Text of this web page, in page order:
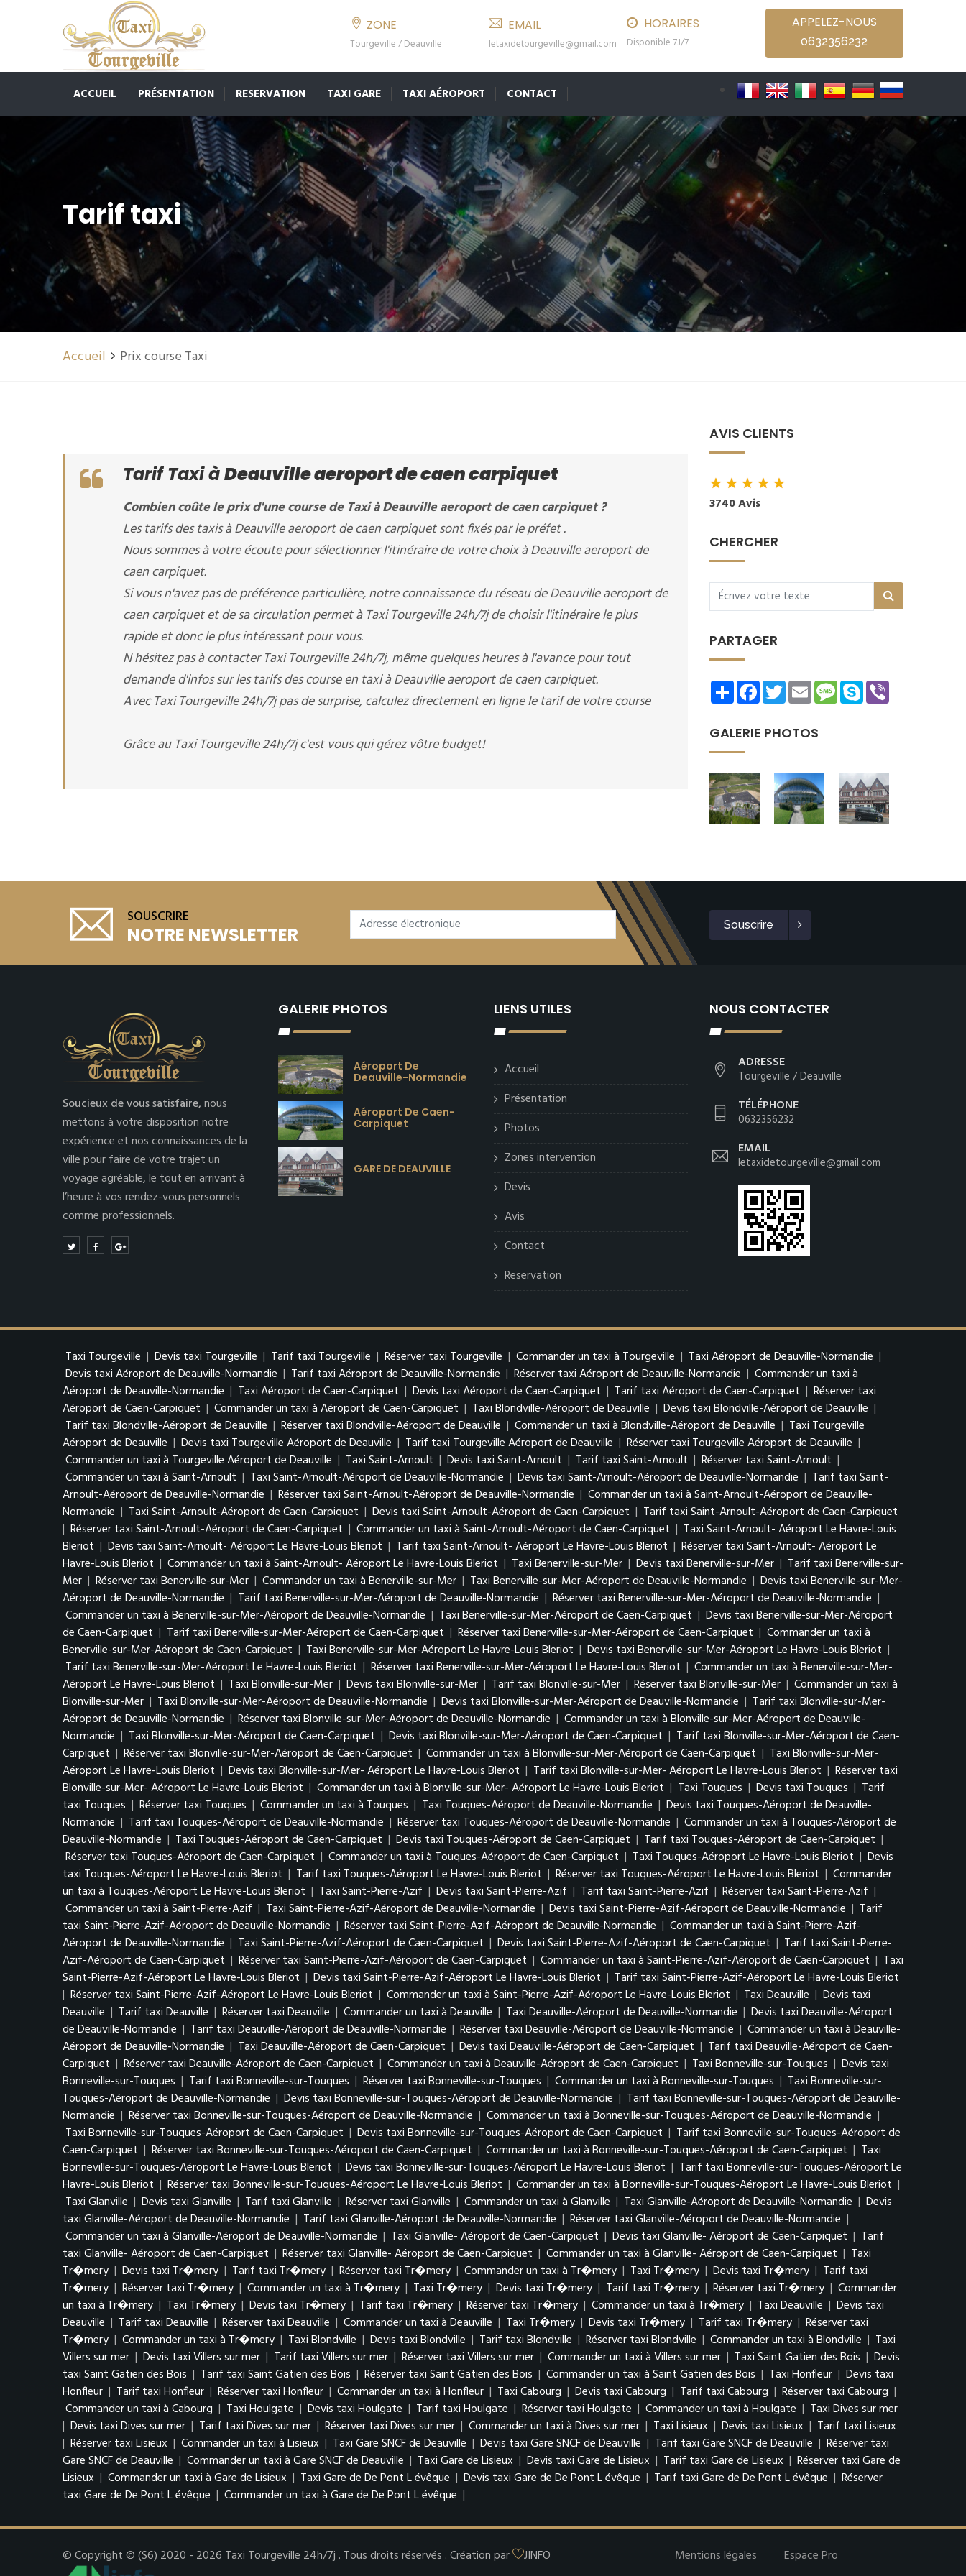
ZONE
Tourgeville / Deauville
EMAIL
letaxidetourgeville@gmail.com
HORAIRES
Disponible 7J/7
APPELEZ-NOUS
0632356232
ACCUEIL PRÉSENTATION RESERVATION TAXI GARE TAXI AÉROPORT CONTACT
Tarif taxi
Accueil Prix course Taxi
Tarif Taxi àDeauville aeroport de caen carpiquet
Combien coûte le prix d'une course de Taxi à Deauville aeroport de caen carpiquet ?
Les tarifs des taxis à Deauville aeroport de caen carpiquet sont fixés par le préfet .
Nous sommes à votre écoute pour sélectionner l'itinéraire de votre choix à Deauville aeroport de
caen carpiquet.
Si vous n'avez pas de préférence particulière, notre connaissance du réseau de Deauville aeroport de
caen carpiquet et de sa circulation permet à Taxi Tourgeville 24h/7j de choisir l'itinéraire le plus
rapide et donc le plus intéressant pour vous.
N hésitez pas à contacter Taxi Tourgeville 24h/7j, même quelques heures à l'avance pour tout
demande d'infos sur les tarifs des course en taxi à Deauville aeroport de caen carpiquet.
Avec Taxi Tourgeville 24h/7j pas de surprise, calculez directement en ligne le tarif de votre course
Grâce au Taxi Tourgeville 24h/7j c'est vous qui gérez vôtre budget!
AVIS CLIENTS
★★★★★
3740 Avis
CHERCHER
PARTAGER
ShareFacebookTwitterEmailMessage
Skype
GALERIE PHOTOS
SOUSCRIRE
NOTRE NEWSLETTER Souscrire
Soucieux de vous satisfaire,nous
mettons à votre disposition notre
expérience et nos connaissances de la
ville pour faire de votre trajet un
voyage agréable, le tout en arrivant à
l’heure à vos rendez-vous personnels
comme professionnels.
GALERIE PHOTOS
Aéroport De
Deauville-Normandie
Aéroport De Caen-
Carpiquet
GARE DE DEAUVILLE
LIENS UTILES
Accueil
Présentation
Photos
Zones intervention
Devis
Avis
Contact
Reservation
NOUS CONTACTER
ADRESSE
Tourgeville / Deauville
TÉLÉPHONE
0632356232
EMAIL
letaxidetourgeville@gmail.com
Taxi Tourgeville | Devis taxi Tourgeville | Tarif taxi Tourgeville | Réserver taxi Tourgeville | Commander un taxi à Tourgeville | Taxi Aéroport de Deauville-Normandie |
Devis taxi Aéroport de Deauville-Normandie | Tarif taxi Aéroport de Deauville-Normandie | Réserver taxi Aéroport de Deauville-Normandie | Commander un taxi à
Aéroport de Deauville-Normandie | Taxi Aéroport de Caen-Carpiquet | Devis taxi Aéroport de Caen-Carpiquet | Tarif taxi Aéroport de Caen-Carpiquet | Réserver taxi
Aéroport de Caen-Carpiquet | Commander un taxi à Aéroport de Caen-Carpiquet | Taxi Blondville-Aéroport de Deauville | Devis taxi Blondville-Aéroport de Deauville |
Tarif taxi Blondville-Aéroport de Deauville | Réserver taxi Blondville-Aéroport de Deauville | Commander un taxi à Blondville-Aéroport de Deauville | Taxi Tourgeville
Aéroport de Deauville | Devis taxi Tourgeville Aéroport de Deauville | Tarif taxi Tourgeville Aéroport de Deauville | Réserver taxi Tourgeville Aéroport de Deauville |
Commander un taxi à Tourgeville Aéroport de Deauville | Taxi Saint-Arnoult | Devis taxi Saint-Arnoult | Tarif taxi Saint-Arnoult | Réserver taxi Saint-Arnoult |
Commander un taxi à Saint-Arnoult | Taxi Saint-Arnoult-Aéroport de Deauville-Normandie | Devis taxi Saint-Arnoult-Aéroport de Deauville-Normandie | Tarif taxi Saint-
Arnoult-Aéroport de Deauville-Normandie | Réserver taxi Saint-Arnoult-Aéroport de Deauville-Normandie | Commander un taxi à Saint-Arnoult-Aéroport de Deauville-
Normandie | Taxi Saint-Arnoult-Aéroport de Caen-Carpiquet | Devis taxi Saint-Arnoult-Aéroport de Caen-Carpiquet | Tarif taxi Saint-Arnoult-Aéroport de Caen-Carpiquet
| Réserver taxi Saint-Arnoult-Aéroport de Caen-Carpiquet | Commander un taxi à Saint-Arnoult-Aéroport de Caen-Carpiquet | Taxi Saint-Arnoult- Aéroport Le Havre-Louis
Bleriot | Devis taxi Saint-Arnoult- Aéroport Le Havre-Louis Bleriot | Tarif taxi Saint-Arnoult- Aéroport Le Havre-Louis Bleriot | Réserver taxi Saint-Arnoult- Aéroport Le
Havre-Louis Bleriot | Commander un taxi à Saint-Arnoult- Aéroport Le Havre-Louis Bleriot | Taxi Benerville-sur-Mer | Devis taxi Benerville-sur-Mer | Tarif taxi Benerville-sur-
Mer | Réserver taxi Benerville-sur-Mer | Commander un taxi à Benerville-sur-Mer | Taxi Benerville-sur-Mer-Aéroport de Deauville-Normandie | Devis taxi Benerville-sur-Mer-
Aéroport de Deauville-Normandie | Tarif taxi Benerville-sur-Mer-Aéroport de Deauville-Normandie | Réserver taxi Benerville-sur-Mer-Aéroport de Deauville-Normandie |
Commander un taxi à Benerville-sur-Mer-Aéroport de Deauville-Normandie | Taxi Benerville-sur-Mer-Aéroport de Caen-Carpiquet | Devis taxi Benerville-sur-Mer-Aéroport
de Caen-Carpiquet | Tarif taxi Benerville-sur-Mer-Aéroport de Caen-Carpiquet | Réserver taxi Benerville-sur-Mer-Aéroport de Caen-Carpiquet | Commander un taxi à
Benerville-sur-Mer-Aéroport de Caen-Carpiquet | Taxi Benerville-sur-Mer-Aéroport Le Havre-Louis Bleriot | Devis taxi Benerville-sur-Mer-Aéroport Le Havre-Louis Bleriot |
Tarif taxi Benerville-sur-Mer-Aéroport Le Havre-Louis Bleriot | Réserver taxi Benerville-sur-Mer-Aéroport Le Havre-Louis Bleriot | Commander un taxi à Benerville-sur-Mer-
Aéroport Le Havre-Louis Bleriot | Taxi Blonville-sur-Mer | Devis taxi Blonville-sur-Mer | Tarif taxi Blonville-sur-Mer | Réserver taxi Blonville-sur-Mer | Commander un taxi à
Blonville-sur-Mer | Taxi Blonville-sur-Mer-Aéroport de Deauville-Normandie | Devis taxi Blonville-sur-Mer-Aéroport de Deauville-Normandie | Tarif taxi Blonville-sur-Mer-
Aéroport de Deauville-Normandie | Réserver taxi Blonville-sur-Mer-Aéroport de Deauville-Normandie | Commander un taxi à Blonville-sur-Mer-Aéroport de Deauville-
Normandie | Taxi Blonville-sur-Mer-Aéroport de Caen-Carpiquet | Devis taxi Blonville-sur-Mer-Aéroport de Caen-Carpiquet | Tarif taxi Blonville-sur-Mer-Aéroport de Caen-
Carpiquet | Réserver taxi Blonville-sur-Mer-Aéroport de Caen-Carpiquet | Commander un taxi à Blonville-sur-Mer-Aéroport de Caen-Carpiquet | Taxi Blonville-sur-Mer-
Aéroport Le Havre-Louis Bleriot | Devis taxi Blonville-sur-Mer- Aéroport Le Havre-Louis Bleriot | Tarif taxi Blonville-sur-Mer- Aéroport Le Havre-Louis Bleriot | Réserver taxi
Blonville-sur-Mer- Aéroport Le Havre-Louis Bleriot | Commander un taxi à Blonville-sur-Mer- Aéroport Le Havre-Louis Bleriot | Taxi Touques | Devis taxi Touques | Tarif
taxi Touques | Réserver taxi Touques | Commander un taxi à Touques | Taxi Touques-Aéroport de Deauville-Normandie | Devis taxi Touques-Aéroport de Deauville-
Normandie | Tarif taxi Touques-Aéroport de Deauville-Normandie | Réserver taxi Touques-Aéroport de Deauville-Normandie | Commander un taxi à Touques-Aéroport de
Deauville-Normandie | Taxi Touques-Aéroport de Caen-Carpiquet | Devis taxi Touques-Aéroport de Caen-Carpiquet | Tarif taxi Touques-Aéroport de Caen-Carpiquet |
Réserver taxi Touques-Aéroport de Caen-Carpiquet | Commander un taxi à Touques-Aéroport de Caen-Carpiquet | Taxi Touques-Aéroport Le Havre-Louis Bleriot | Devis
taxi Touques-Aéroport Le Havre-Louis Bleriot | Tarif taxi Touques-Aéroport Le Havre-Louis Bleriot | Réserver taxi Touques-Aéroport Le Havre-Louis Bleriot | Commander
un taxi à Touques-Aéroport Le Havre-Louis Bleriot | Taxi Saint-Pierre-Azif | Devis taxi Saint-Pierre-Azif | Tarif taxi Saint-Pierre-Azif | Réserver taxi Saint-Pierre-Azif |
Commander un taxi à Saint-Pierre-Azif | Taxi Saint-Pierre-Azif-Aéroport de Deauville-Normandie | Devis taxi Saint-Pierre-Azif-Aéroport de Deauville-Normandie | Tarif
taxi Saint-Pierre-Azif-Aéroport de Deauville-Normandie | Réserver taxi Saint-Pierre-Azif-Aéroport de Deauville-Normandie | Commander un taxi à Saint-Pierre-Azif-
Aéroport de Deauville-Normandie | Taxi Saint-Pierre-Azif-Aéroport de Caen-Carpiquet | Devis taxi Saint-Pierre-Azif-Aéroport de Caen-Carpiquet | Tarif taxi Saint-Pierre-
Azif-Aéroport de Caen-Carpiquet | Réserver taxi Saint-Pierre-Azif-Aéroport de Caen-Carpiquet | Commander un taxi à Saint-Pierre-Azif-Aéroport de Caen-Carpiquet | Taxi
Saint-Pierre-Azif-Aéroport Le Havre-Louis Bleriot | Devis taxi Saint-Pierre-Azif-Aéroport Le Havre-Louis Bleriot | Tarif taxi Saint-Pierre-Azif-Aéroport Le Havre-Louis Bleriot
| Réserver taxi Saint-Pierre-Azif-Aéroport Le Havre-Louis Bleriot | Commander un taxi à Saint-Pierre-Azif-Aéroport Le Havre-Louis Bleriot | Taxi Deauville | Devis taxi
Deauville | Tarif taxi Deauville | Réserver taxi Deauville | Commander un taxi à Deauville | Taxi Deauville-Aéroport de Deauville-Normandie | Devis taxi Deauville-Aéroport
de Deauville-Normandie | Tarif taxi Deauville-Aéroport de Deauville-Normandie | Réserver taxi Deauville-Aéroport de Deauville-Normandie | Commander un taxi à Deauville-
Aéroport de Deauville-Normandie | Taxi Deauville-Aéroport de Caen-Carpiquet | Devis taxi Deauville-Aéroport de Caen-Carpiquet | Tarif taxi Deauville-Aéroport de Caen-
Carpiquet | Réserver taxi Deauville-Aéroport de Caen-Carpiquet | Commander un taxi à Deauville-Aéroport de Caen-Carpiquet | Taxi Bonneville-sur-Touques | Devis taxi
Bonneville-sur-Touques | Tarif taxi Bonneville-sur-Touques | Réserver taxi Bonneville-sur-Touques | Commander un taxi à Bonneville-sur-Touques | Taxi Bonneville-sur-
Touques-Aéroport de Deauville-Normandie | Devis taxi Bonneville-sur-Touques-Aéroport de Deauville-Normandie | Tarif taxi Bonneville-sur-Touques-Aéroport de Deauville-
Normandie | Réserver taxi Bonneville-sur-Touques-Aéroport de Deauville-Normandie | Commander un taxi à Bonneville-sur-Touques-Aéroport de Deauville-Normandie |
Taxi Bonneville-sur-Touques-Aéroport de Caen-Carpiquet | Devis taxi Bonneville-sur-Touques-Aéroport de Caen-Carpiquet | Tarif taxi Bonneville-sur-Touques-Aéroport de
Caen-Carpiquet | Réserver taxi Bonneville-sur-Touques-Aéroport de Caen-Carpiquet | Commander un taxi à Bonneville-sur-Touques-Aéroport de Caen-Carpiquet | Taxi
Bonneville-sur-Touques-Aéroport Le Havre-Louis Bleriot | Devis taxi Bonneville-sur-Touques-Aéroport Le Havre-Louis Bleriot | Tarif taxi Bonneville-sur-Touques-Aéroport Le
Havre-Louis Bleriot | Réserver taxi Bonneville-sur-Touques-Aéroport Le Havre-Louis Bleriot | Commander un taxi à Bonneville-sur-Touques-Aéroport Le Havre-Louis Bleriot |
Taxi Glanville | Devis taxi Glanville | Tarif taxi Glanville | Réserver taxi Glanville | Commander un taxi à Glanville | Taxi Glanville-Aéroport de Deauville-Normandie | Devis
taxi Glanville-Aéroport de Deauville-Normandie | Tarif taxi Glanville-Aéroport de Deauville-Normandie | Réserver taxi Glanville-Aéroport de Deauville-Normandie |
Commander un taxi à Glanville-Aéroport de Deauville-Normandie | Taxi Glanville- Aéroport de Caen-Carpiquet | Devis taxi Glanville- Aéroport de Caen-Carpiquet | Tarif
taxi Glanville- Aéroport de Caen-Carpiquet | Réserver taxi Glanville- Aéroport de Caen-Carpiquet | Commander un taxi à Glanville- Aéroport de Caen-Carpiquet | Taxi
Tr�mery | Devis taxi Tr�mery | Tarif taxi Tr�mery | Réserver taxi Tr�mery | Commander un taxi à Tr�mery | Taxi Tr�mery | Devis taxi Tr�mery | Tarif taxi
Tr�mery | Réserver taxi Tr�mery | Commander un taxi à Tr�mery | Taxi Tr�mery | Devis taxi Tr�mery | Tarif taxi Tr�mery | Réserver taxi Tr�mery | Commander
un taxi à Tr�mery | Taxi Tr�mery | Devis taxi Tr�mery | Tarif taxi Tr�mery | Réserver taxi Tr�mery | Commander un taxi à Tr�mery | Taxi Deauville | Devis taxi
Deauville | Tarif taxi Deauville | Réserver taxi Deauville | Commander un taxi à Deauville | Taxi Tr�mery | Devis taxi Tr�mery | Tarif taxi Tr�mery | Réserver taxi
Tr�mery | Commander un taxi à Tr�mery | Taxi Blondville | Devis taxi Blondville | Tarif taxi Blondville | Réserver taxi Blondville | Commander un taxi à Blondville | Taxi
Villers sur mer | Devis taxi Villers sur mer | Tarif taxi Villers sur mer | Réserver taxi Villers sur mer | Commander un taxi à Villers sur mer | Taxi Saint Gatien des Bois | Devis
taxi Saint Gatien des Bois | Tarif taxi Saint Gatien des Bois | Réserver taxi Saint Gatien des Bois | Commander un taxi à Saint Gatien des Bois | Taxi Honfleur | Devis taxi
Honfleur | Tarif taxi Honfleur | Réserver taxi Honfleur | Commander un taxi à Honfleur | Taxi Cabourg | Devis taxi Cabourg | Tarif taxi Cabourg | Réserver taxi Cabourg |
Commander un taxi à Cabourg | Taxi Houlgate | Devis taxi Houlgate | Tarif taxi Houlgate | Réserver taxi Houlgate | Commander un taxi à Houlgate | Taxi Dives sur mer
| Devis taxi Dives sur mer | Tarif taxi Dives sur mer | Réserver taxi Dives sur mer | Commander un taxi à Dives sur mer | Taxi Lisieux | Devis taxi Lisieux | Tarif taxi Lisieux
| Réserver taxi Lisieux | Commander un taxi à Lisieux | Taxi Gare SNCF de Deauville | Devis taxi Gare SNCF de Deauville | Tarif taxi Gare SNCF de Deauville | Réserver taxi
Gare SNCF de Deauville | Commander un taxi à Gare SNCF de Deauville | Taxi Gare de Lisieux | Devis taxi Gare de Lisieux | Tarif taxi Gare de Lisieux | Réserver taxi Gare de
Lisieux | Commander un taxi à Gare de Lisieux | Taxi Gare de De Pont L évêque | Devis taxi Gare de De Pont L évêque | Tarif taxi Gare de De Pont L évêque | Réserver
taxi Gare de De Pont L évêque | Commander un taxi à Gare de De Pont L évêque |
© Copyright © (S6) 2020 - 2026 Taxi Tourgeville 24h/7j . Tous droits réservés . Création par JINFO Mentions légales Espace Pro